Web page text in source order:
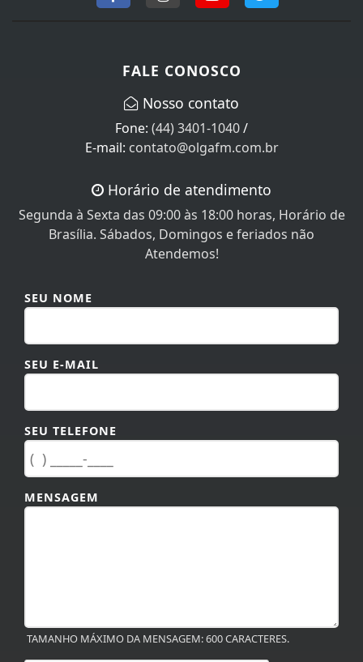
FALE CONOSCO
Nosso contato
Fone: (44) 3401-1040/
E-mail: contato@olgafm.com.br
Horário de atendimento
Segunda à Sexta das 09:00 às 18:00 horas, Horário de
Brasília. Sábados, Domingos e feriados não
Atendemos!
SEU NOME
SEU E-MAIL
SEU TELEFONE
MENSAGEM
TAMANHO MÁXIMO DA MENSAGEM: 600 CARACTERES.